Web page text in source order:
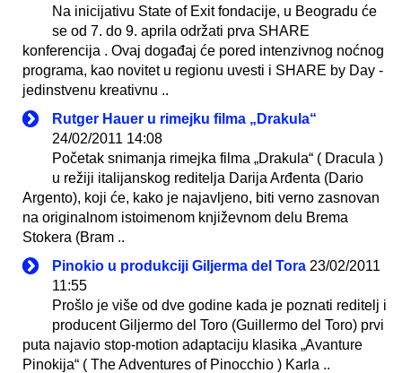
Na inicijativu State of Exit fondacije, u Beogradu će
se od 7. do 9. aprila održati prva SHARE
konferencija . Ovaj događaj će pored intenzivnog noćnog
programa, kao novitet u regionu uvesti i SHARE by Day -
jedinstvenu kreativnu ..
Rutger Hauer u rimejku filma „Drakula“
24/02/2011 14:08
Početak snimanja rimejka filma „Drakula“ ( Dracula )
u režiji italijanskog reditelja Darija Arđenta (Dario
Argento), koji će, kako je najavljeno, biti verno zasnovan
na originalnom istoimenom književnom delu Brema
Stokera (Bram ..
Pinokio u produkciji Giljerma del Tora 23/02/2011
11:55
Prošlo je više od dve godine kada je poznati reditelj i
producent Giljermo del Toro (Guillermo del Toro) prvi
puta najavio stop-motion adaptaciju klasika „Avanture
Pinokija“ ( The Adventures of Pinocchio ) Karla ..